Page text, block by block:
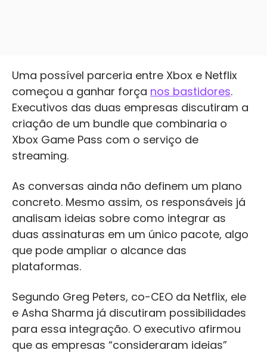
Uma possível parceria entre Xbox e Netflix
começou a ganhar força nos bastidores.
Executivos das duas empresas discutiram a
criação de um bundle que combinaria o
Xbox Game Pass com o serviço de
streaming.
As conversas ainda não definem um plano
concreto. Mesmo assim, os responsáveis já
analisam ideias sobre como integrar as
duas assinaturas em um único pacote, algo
que pode ampliar o alcance das
plataformas.
Segundo Greg Peters, co-CEO da Netflix, ele
e Asha Sharma já discutiram possibilidades
para essa integração. O executivo afirmou
que as empresas “consideraram ideias”